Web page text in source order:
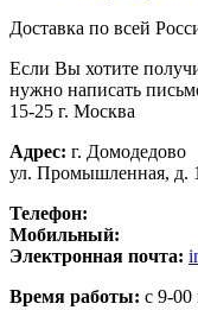
Доставка по всей
Если Вы хотите
нужно написать
15-25 г. Москва
Адрес: г. Домодедово
ул. Промышленная, д.
Телефон:
Мобильный:
Электронная почта:
Время работы: с 9-00